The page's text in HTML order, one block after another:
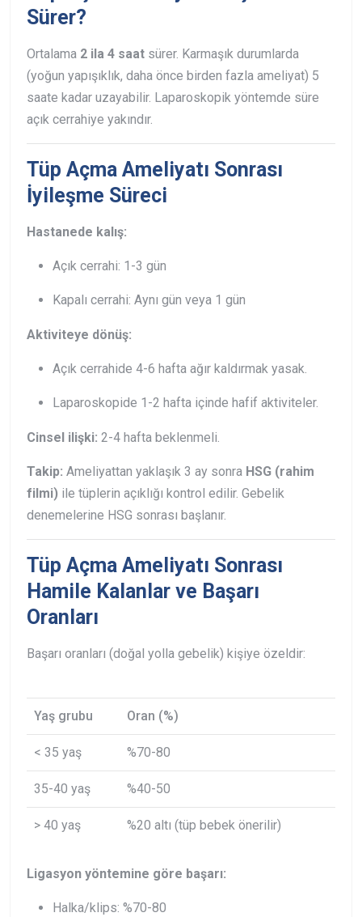
Sürer?
Ortalama 2 ila 4 saat sürer. Karmaşık durumlarda
(yoğun yapışıklık, daha önce birden fazla ameliyat) 5
saate kadar uzayabilir. Laparoskopik yöntemde süre
açık cerrahiye yakındır.
Tüp Açma Ameliyatı Sonrası
İyileşme Süreci
Hastanede kalış:
Açık cerrahi: 1-3 gün
Kapalı cerrahi: Aynı gün veya 1 gün
Aktiviteye dönüş:
Açık cerrahide 4-6 hafta ağır kaldırmak yasak.
Laparoskopide 1-2 hafta içinde hafif aktiviteler.
Cinsel ilişki: 2-4 hafta beklenmeli.
Takip: Ameliyattan yaklaşık 3 ay sonra HSG (rahim
filmi) ile tüplerin açıklığı kontrol edilir. Gebelik
denemelerine HSG sonrası başlanır.
Tüp Açma Ameliyatı Sonrası
Hamile Kalanlar ve Başarı
Oranları
Başarı oranları (doğal yolla gebelik) kişiye özeldir:
Yaş grubu Oran (%)
< 35 yaş %70-80
35-40 yaş %40-50
> 40 yaş %20 altı (tüp bebek önerilir)
Ligasyon yöntemine göre başarı:
Halka/klips: %70-80